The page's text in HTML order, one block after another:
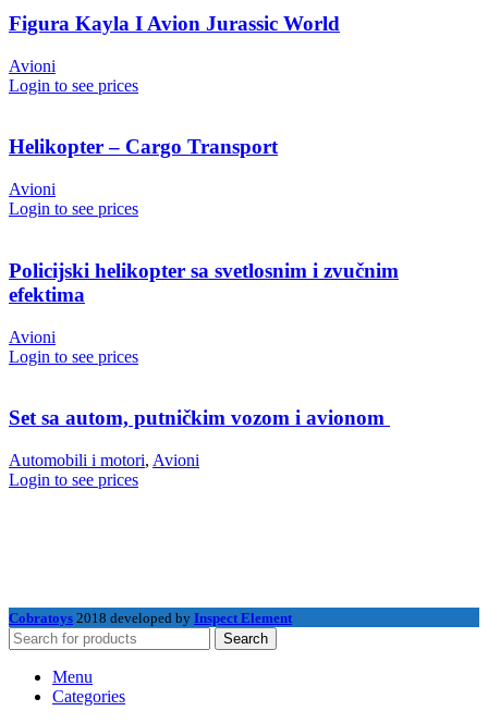
Figura Kayla I Avion Jurassic World
Avioni
Login to see prices
Helikopter – Cargo Transport
Avioni
Login to see prices
Policijski helikopter sa svetlosnim i zvučnim
efektima
Avioni
Login to see prices
Set sa autom, putničkim vozom i avionom
Automobili i motori, Avioni
Login to see prices
Cobratoys 2018 developed by Inspect Element
Search
Menu
Categories